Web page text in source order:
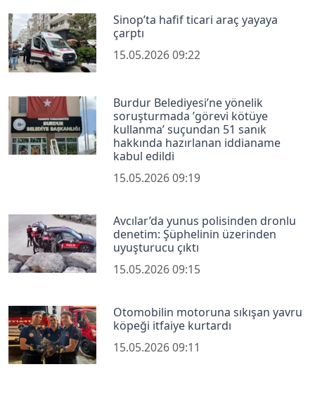
Sinop’ta hafif ticari araç yayaya
çarptı
15.05.2026 09:22
Burdur Belediyesi’ne yönelik
soruşturmada ’görevi kötüye
kullanma’ suçundan 51 sanık
hakkında hazırlanan iddianame
kabul edildi
15.05.2026 09:19
Avcılar’da yunus polisinden dronlu
denetim: Şüphelinin üzerinden
uyuşturucu çıktı
15.05.2026 09:15
Otomobilin motoruna sıkışan yavru
köpeği itfaiye kurtardı
15.05.2026 09:11